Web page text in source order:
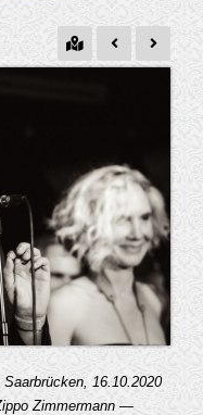
16.10.2020
Zimmermann —